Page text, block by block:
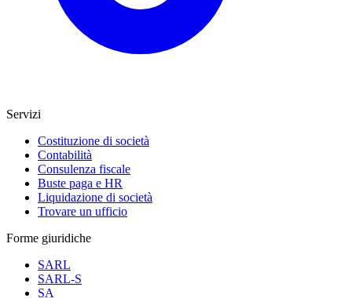
Servizi
Costituzione di società
Contabilità
Consulenza fiscale
Buste paga e HR
Liquidazione di società
Trovare un ufficio
Forme giuridiche
SARL
SARL-S
SA